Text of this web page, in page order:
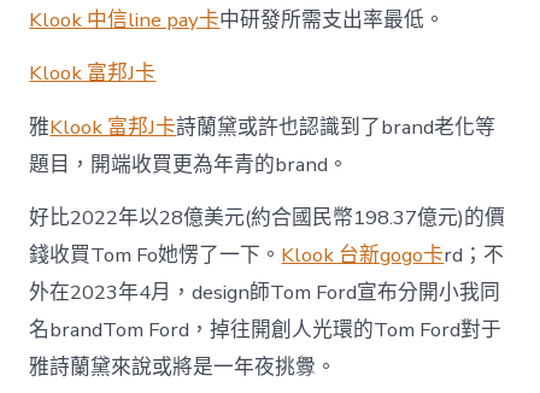
Klook 中信line pay卡中研發所需支出率最低。
Klook 富邦J卡
雅Klook 富邦J卡詩蘭黛或許也認識到了brand老化等
題目，開端收買更為年青的brand。
好比2022年以28億美元(約合國民幣198.37億元)的價
錢收買Tom Fo她愣了一下。 Klook 台新gogo卡rd；不
外在2023年4月，design師Tom Ford宣布分開小我同
名brandTom Ford，掉往開創人光環的Tom Ford對于
雅詩蘭黛來說或將是一年夜挑釁。